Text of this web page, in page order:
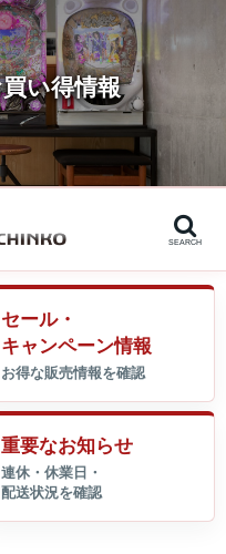
SEARCH
セール・
キャンペーン情報
重要なお知らせ